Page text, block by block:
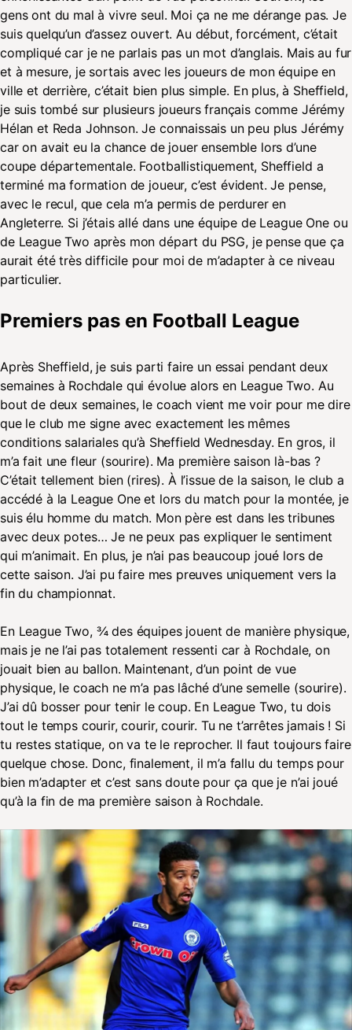
gens ont du mal à vivre seul. Moi ça ne me dérange pas. Je
suis quelqu’un d’assez ouvert. Au début, forcément, c’était
compliqué car je ne parlais pas un mot d’anglais. Mais au fur
et à mesure, je sortais avec les joueurs de mon équipe en
ville et derrière, c’était bien plus simple. En plus, à Sheffield,
je suis tombé sur plusieurs joueurs français comme Jérémy
Hélan et Reda Johnson. Je connaissais un peu plus Jérémy
car on avait eu la chance de jouer ensemble lors d’une
coupe départementale. Footballistiquement, Sheffield a
terminé ma formation de joueur, c’est évident. Je pense,
avec le recul, que cela m’a permis de perdurer en
Angleterre. Si j’étais allé dans une équipe de League One ou
de League Two après mon départ du PSG, je pense que ça
aurait été très difficile pour moi de m’adapter à ce niveau
particulier.
Premiers pas en Football League
Après Sheffield, je suis parti faire un essai pendant deux
semaines à Rochdale qui évolue alors en League Two. Au
bout de deux semaines, le coach vient me voir pour me dire
que le club me signe avec exactement les mêmes
conditions salariales qu’à Sheffield Wednesday. En gros, il
m’a fait une fleur (sourire). Ma première saison là-bas ?
C’était tellement bien (rires). À l’issue de la saison, le club a
accédé à la League One et lors du match pour la montée, je
suis élu homme du match. Mon père est dans les tribunes
avec deux potes… Je ne peux pas expliquer le sentiment
qui m’animait. En plus, je n’ai pas beaucoup joué lors de
cette saison. J’ai pu faire mes preuves uniquement vers la
fin du championnat.
En League Two, ¾ des équipes jouent de manière physique,
mais je ne l’ai pas totalement ressenti car à Rochdale, on
jouait bien au ballon. Maintenant, d’un point de vue
physique, le coach ne m’a pas lâché d’une semelle (sourire).
J’ai dû bosser pour tenir le coup. En League Two, tu dois
tout le temps courir, courir, courir. Tu ne t’arrêtes jamais ! Si
tu restes statique, on va te le reprocher. Il faut toujours faire
quelque chose. Donc, finalement, il m’a fallu du temps pour
bien m’adapter et c’est sans doute pour ça que je n’ai joué
qu’à la fin de ma première saison à Rochdale.